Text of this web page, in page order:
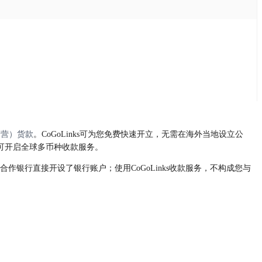
）货款 。CoGoLinks可为您免费快速开立，无需在海外当地设立公
启全球多币种收款服务。
作银行直接开设了银行账户；使用CoGoLinks收款服务，不构成您与